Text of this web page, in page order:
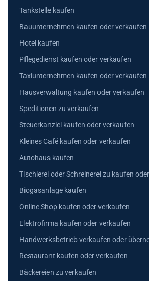
Tankstelle kaufen
Bauunternehmen kaufen oder verkaufen
Hotel kaufen
Pflegedienst kaufen oder verkaufen
Taxiunternehmen kaufen oder verkaufen
Hausverwaltung kaufen oder verkaufen
Speditionen zu verkaufen
Steuerkanzlei kaufen oder verkaufen
Kleines Café kaufen oder verkaufen
Autohaus kaufen
Tischlerei oder Schreinerei zu kaufen
Biogasanlage kaufen
Online Shop kaufen oder verkaufen
Elektrofirma kaufen oder verkaufen
Handwerksbetrieb verkaufen oder
Restaurant kaufen oder verkaufen
Bäckereien zu verkaufen